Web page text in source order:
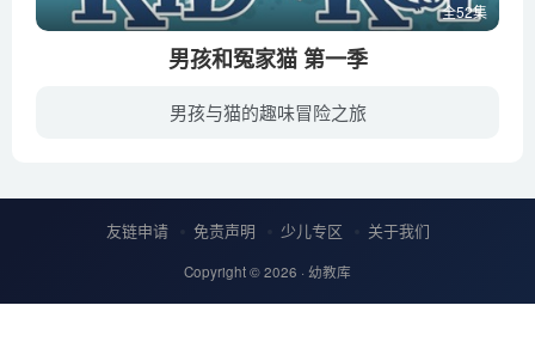
全52集
男孩和冤家猫 第一季
男孩与猫的趣味冒险之旅
友链申请 免责声明 少儿专区 关于我们
Copyright © 2026 · 幼教库